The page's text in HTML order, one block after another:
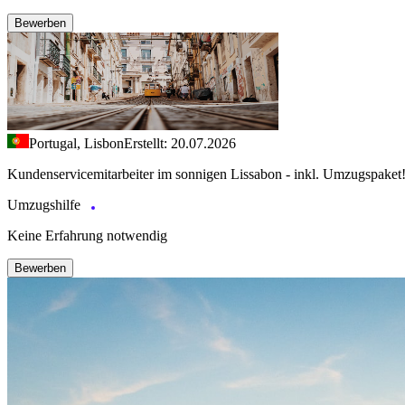
Bewerben
Portugal, LisbonErstellt: 20.07.2026
Kundenservicemitarbeiter im sonnigen Lissabon - inkl. Umzugspaket!
Umzugshilfe
Keine Erfahrung notwendig
Bewerben